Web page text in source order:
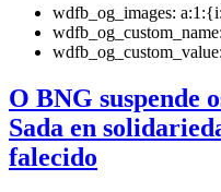
wdfb_og_images:
wdfb_og_custom_name:
wdfb_og_custom_value:
O BNG suspende
Sada en
falecido